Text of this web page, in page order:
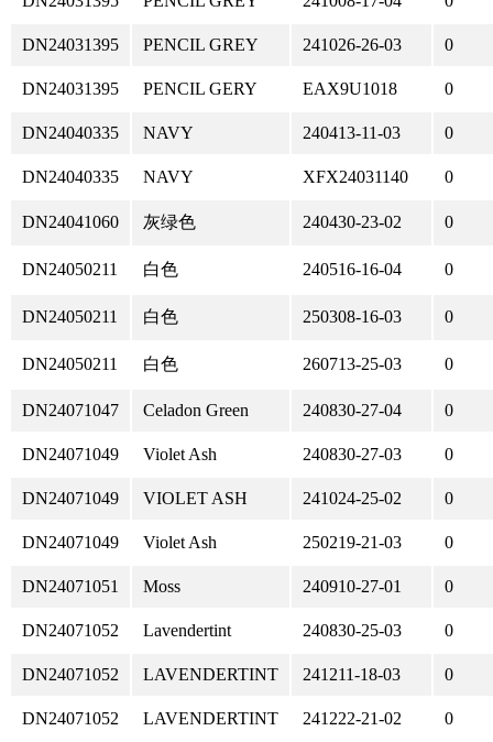
DN24031395 PENCIL GREY 241026-26-03 0
DN24031395 PENCIL GERY EAX9U1018 0
DN24040335 NAVY 240413-11-03 0
DN24040335 NAVY XFX24031140 0
DN24041060 灰绿色 240430-23-02 0
DN24050211 白色 240516-16-04 0
DN24050211 白色 250308-16-03 0
DN24050211 白色 260713-25-03 0
DN24071047 Celadon Green 240830-27-04 0
DN24071049 Violet Ash 240830-27-03 0
DN24071049 VIOLET ASH 241024-25-02 0
DN24071049 Violet Ash 250219-21-03 0
DN24071051 Moss 240910-27-01 0
DN24071052 Lavendertint 240830-25-03 0
DN24071052 LAVENDERTINT 241211-18-03 0
DN24071052 LAVENDERTINT 241222-21-02 0